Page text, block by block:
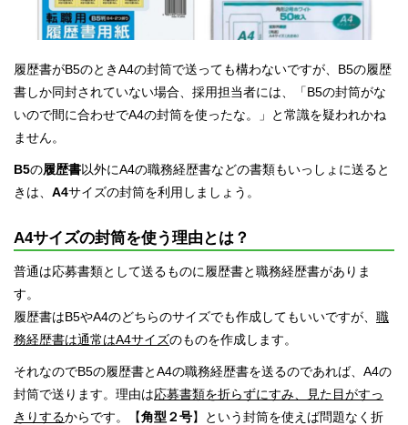
履歴書がB5のときA4の封筒で送っても構わないですが、B5の履歴
書しか同封されていない場合、採用担当者には、「B5の封筒がな
いので間に合わせでA4の封筒を使ったな。」と常識を疑われかね
ません。
B5の履歴書以外にA4の職務経歴書などの書類もいっしょに送ると
きは、 A4サイズの封筒を利用しましょう。
A4サイズの封筒を使う理由とは？
普通は応募書類として送るものに履歴書と職務経歴書がありま
す。
履歴書はB5やA4のどちらのサイズでも作成してもいいですが、 職
務経歴書は通常はA4サイズのものを作成します。
それなのでB5の履歴書とA4の職務経歴書を送るのであれば、A4の
封筒で送ります。理由は応募書類を折らずにすみ、見た目がすっ
きりするからです。【角型２号】という封筒を使えば問題なく折